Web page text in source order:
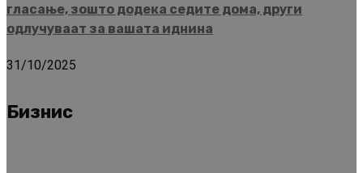
гласање, зошто додека седите дома, други
одлучуваат за вашата иднина
31/10/2025
Бизнис